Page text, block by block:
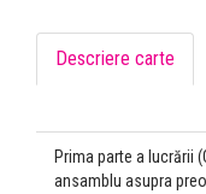
Descriere carte
Prima parte a lucrării
ansamblu asupra